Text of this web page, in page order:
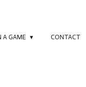
A GAME CONTACT